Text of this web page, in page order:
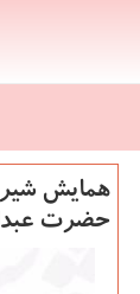
همایش
حضرت